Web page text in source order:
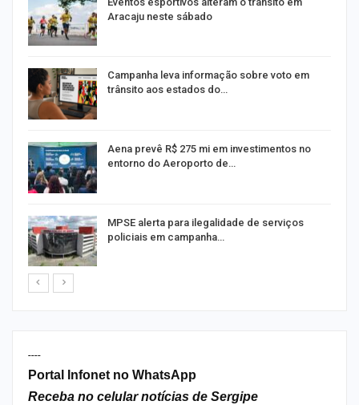
Aracaju neste sábado
Campanha leva informação sobre voto em
trânsito aos estados do…
Aena prevê R$ 275 mi em investimentos no
entorno do Aeroporto de…
MPSE alerta para ilegalidade de serviços
policiais em campanha…
----
Portal Infonet no WhatsApp
Receba no celular notícias de Sergipe